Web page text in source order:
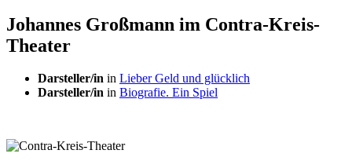
Johannes Großmann im Contra-Kreis-
Theater
Darsteller/in in Lieber Geld und glücklich
Darsteller/in in Biografie. Ein Spiel